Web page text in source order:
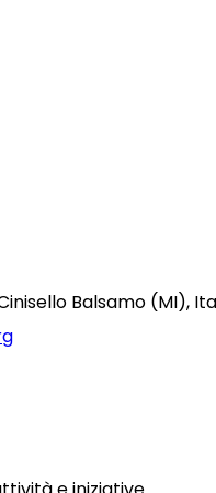
Balsamo (MI),